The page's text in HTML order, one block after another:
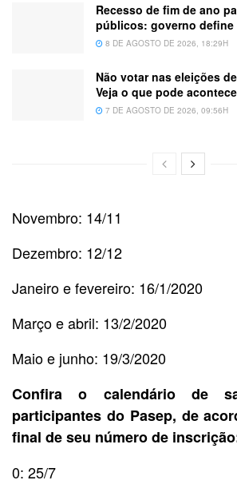
Recesso de fim de ano
públicos: governo define
8 DE AGOSTO DE 2026, 18:29H
Não votar nas eleições
Veja o que pode
7 DE AGOSTO DE 2026, 09:56H
Novembro: 14/11
Dezembro: 12/12
Janeiro e fevereiro: 16/1/2020
Março e abril: 13/2/2020
Maio e junho: 19/3/2020
Confira o calendário de
participantes do Pasep, de
final de seu número de
0: 25/7